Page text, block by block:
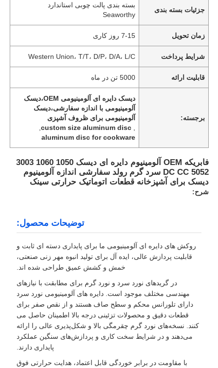
جزئیات بسته بندی
بسته بندی پالت چوبی استاندارد
Seaworthy
زمان تحویل 7-15 روز کاری
شرایط پرداخت Western Union، T/T، D/P، D/A، L/C
قابلیت ارائه 5000 تن در ماه
برجسته:
دیسک دایره ای آلومینیومی OEM،دیسک
آلومینیومی با اندازه سفارشی،دیسک
آلومینیومی برای ظروف آشپزی
,
custom size aluminum disc
aluminum disc for cookware
فابریکه OEM آلومینیوم دایره ای دیسک 1050 1060 3003
5052 DC CC سرد گرم رولد سفارشی اندازه آلومینیوم
دیسک برای آشپزخانه قطعات اتوماتیک حرارتی سینک
شرح:
توضیحات محصول:
روکش های دایره ای آلومینیومی ما برای پایداری دسته ای ثابت و
قابلیت پردازش عالی، ایده آل برای تولید انبوه مهر زنی صنعتی،
خمش و کشش عمیق طراحی شده اند.
در گریدهای نورد سرد و نورد گرم برای مطابقت با نیازهای
مهندسی مختلف موجود است. دایره های آلومینیومی نورد سرد
دارای تلورانس محکم و سطح صاف هستند و از نقص صفر برای
قطعات دقیق و محصولات تزئینی درجه بالا اطمینان حاصل می
کنند. نسخه‌های نورد گرم چقرمگی بالا و شکل‌پذیری عالی را ارائه
می‌دهند و در شرایط سخت کاری و پردازش‌های سنگین عملکرد
پایداری دارند.
با مقاومت در برابر خوردگی قابل اعتماد، هدایت حرارتی فوق